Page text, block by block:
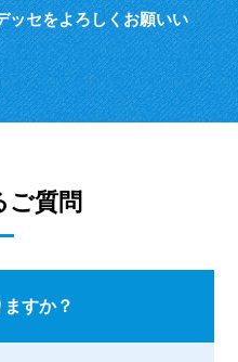
ッセをよろしくお願いい
ご質問
すか？